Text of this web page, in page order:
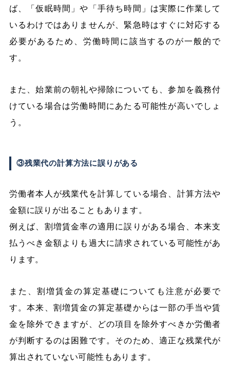
ば、「仮眠時間」や「手待ち時間」は実際に作業して
いるわけではありませんが、緊急時はすぐに対応する
必要があるため、労働時間に該当するのが一般的で
す。
また、始業前の朝礼や掃除についても、参加を義務付
けている場合は労働時間にあたる可能性が高いでしょ
う。
③残業代の計算方法に誤りがある
労働者本人が残業代を計算している場合、計算方法や
金額に誤りが出ることもあります。
例えば、割増賃金率の適用に誤りがある場合、本来支
払うべき金額よりも過大に請求されている可能性があ
ります。
また、割増賃金の算定基礎についても注意が必要で
す。本来、割増賃金の算定基礎からは一部の手当や賃
金を除外できますが、どの項目を除外すべきか労働者
が判断するのは困難です。そのため、適正な残業代が
算出されていない可能性もあります。